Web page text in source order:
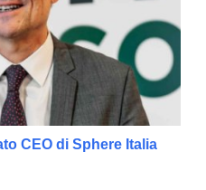
CEO di Sphere Italia